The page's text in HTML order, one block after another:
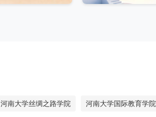
河南大学丝绸之路学院 河南大学国际教育学院